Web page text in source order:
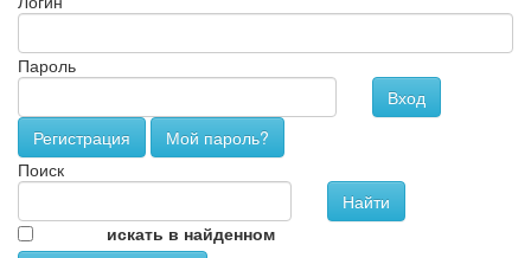
Пароль
Вход
Регистрация
Мой пароль?
Поиск
искать в найденном